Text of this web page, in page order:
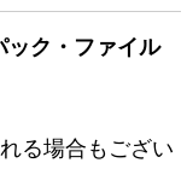
ック・ファイル
る場合もござい